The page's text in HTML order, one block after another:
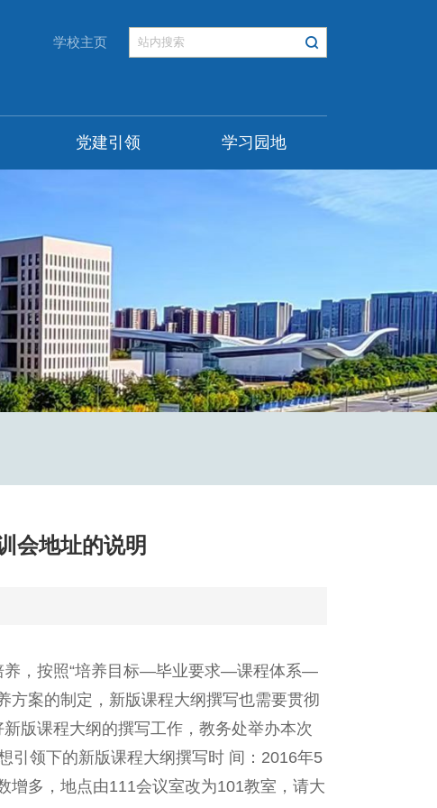
学校主页
党建引领 学习园地
会地址的说明
，按照“培养目标—毕业要求—课程体系—
方案的制定，新版课程大纲撰写也需要贯彻
版课程大纲的撰写工作，教务处举办本次
引领下的新版课程大纲撰写时 间：2016年5
增多，地点由111会议室改为101教室，请大